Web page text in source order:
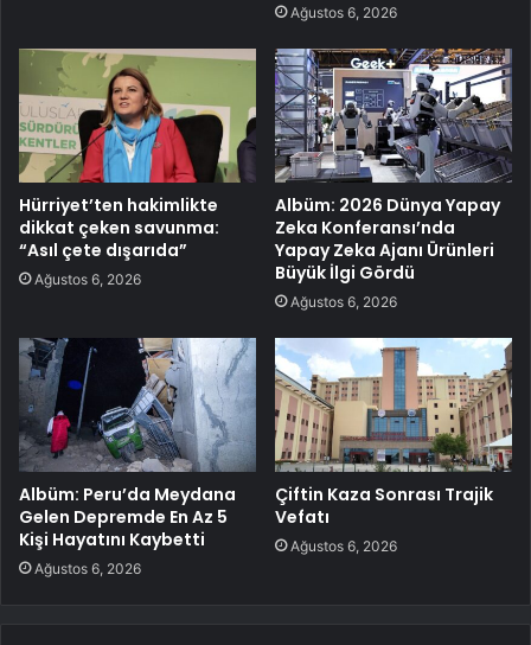
Ağustos 6, 2026
Hürriyet’ten hakimlikte
dikkat çeken savunma:
“Asıl çete dışarıda”
Ağustos 6, 2026
Albüm: 2026 Dünya Yapay
Zeka Konferansı’nda
Yapay Zeka Ajanı Ürünleri
Büyük İlgi Gördü
Ağustos 6, 2026
Albüm: Peru’da Meydana
Gelen Depremde En Az 5
Kişi Hayatını Kaybetti
Ağustos 6, 2026
Çiftin Kaza Sonrası Trajik
Vefatı
Ağustos 6, 2026